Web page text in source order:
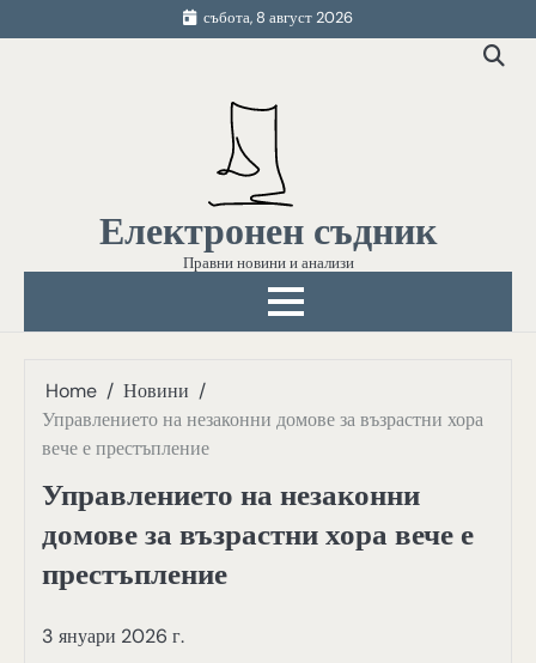
to
събота, 8 август 2026
Електронен съдник
Правни новини и анализи
Home
Новини
Управлението на незаконни домове за възрастни хора
вече е престъпление
Управлението на незаконни
домове за възрастни хора вече е
престъпление
3 януари 2026 г.